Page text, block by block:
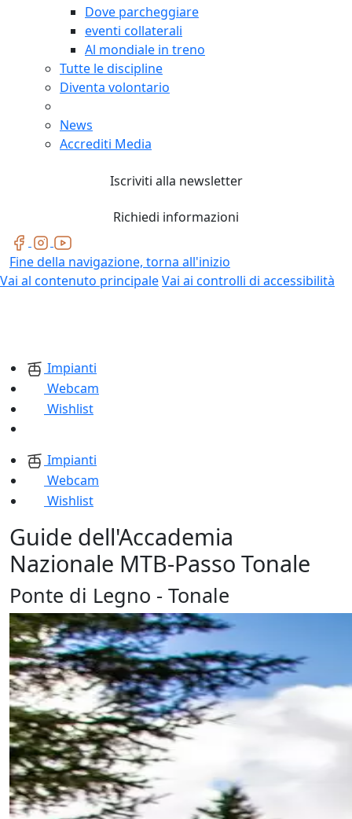
Dove parcheggiare
eventi collaterali
Al mondiale in treno
Tutte le discipline
Diventa volontario
News
Accrediti Media
Iscriviti alla newsletter
Richiedi informazioni
Fine della navigazione, torna all'inizio
Vai al contenuto principaleVai ai controlli di accessibilità
Impianti
Webcam
Wishlist
Impianti
Webcam
Wishlist
Guide dell'Accademia
Nazionale MTB-Passo Tonale
Ponte di Legno - Tonale